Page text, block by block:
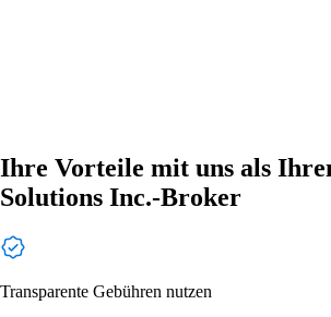
Ihre Vorteile mit uns als
Solutions Inc.-Broker
Transparente Gebühren nutzen